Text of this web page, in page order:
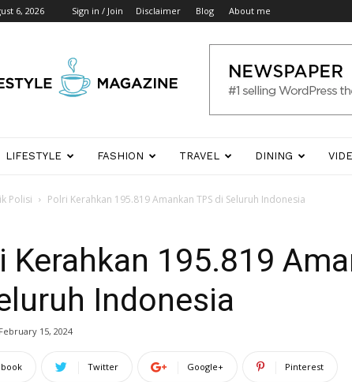
6, 2026 Sign in / Join Disclaimer Blog About me
LIFESTYLE FASHION TRAVEL DINING
Polisi Polri Kerahkan 195.819 Amankan TPS di Seluruh Indonesia
Kerahkan 195.819
Indonesia
February 15, 2024
Twitter Google+ Pinterest